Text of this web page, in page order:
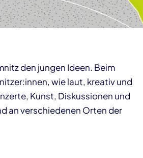
den jungen Ideen. Beim
wie laut, kreativ und
Kunst, Diskussionen und
an verschiedenen Orten der